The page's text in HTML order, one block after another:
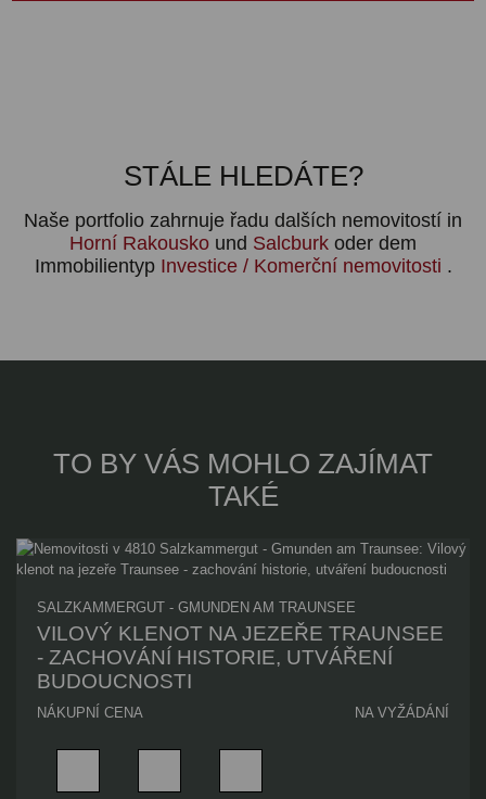
STÁLE HLEDÁTE?
Naše portfolio zahrnuje řadu dalších nemovitostí in
Horní Rakousko und Salcburk oder dem
Immobilientyp Investice / Komerční nemovitosti .
TO BY VÁS MOHLO ZAJÍMAT
TAKÉ
SALZKAMMERGUT - GMUNDEN AM TRAUNSEE
VILOVÝ KLENOT NA JEZEŘE TRAUNSEE
- ZACHOVÁNÍ HISTORIE, UTVÁŘENÍ
BUDOUCNOSTI
NÁKUPNÍ CENA NA VYŽÁDÁNÍ
Pokoj
Využitelná plochaPlocha pozemku